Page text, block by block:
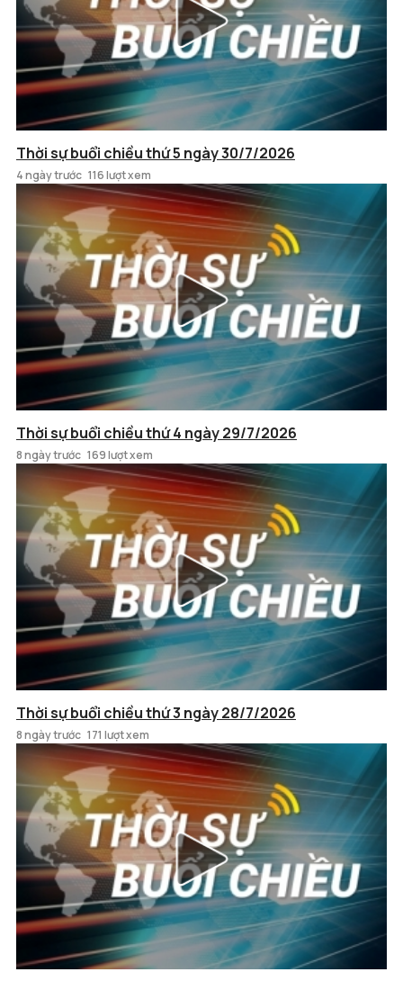
Thời sự buổi chiều thứ 5 ngày 30/7/2026
4 ngày trước 116 lượt xem
Thời sự buổi chiều thứ 4 ngày 29/7/2026
8 ngày trước 169 lượt xem
Thời sự buổi chiều thứ 3 ngày 28/7/2026
8 ngày trước 171 lượt xem